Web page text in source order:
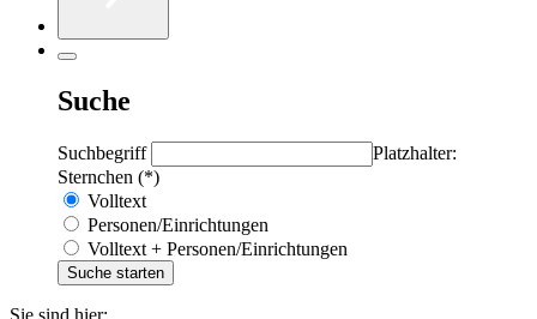
Suche
Suchbegriff
Platzhalter:
Sternchen (*)
Volltext
Personen/Einrichtungen
Volltext + Personen/Einrichtungen
Sie sind hier: